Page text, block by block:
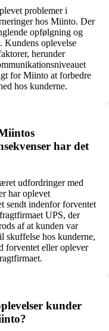
problemer i
hos Miinto. Der
opfølgning og
Kundens oplevelse
herunder
for Miinto at forbedre
hos kunderne.
har det
udfordringer med
har oplevet
sendt indenfor forventet
UPS, der
af at kunden var
skuffelse hos kunderne,
forventet eller oplever
kunder